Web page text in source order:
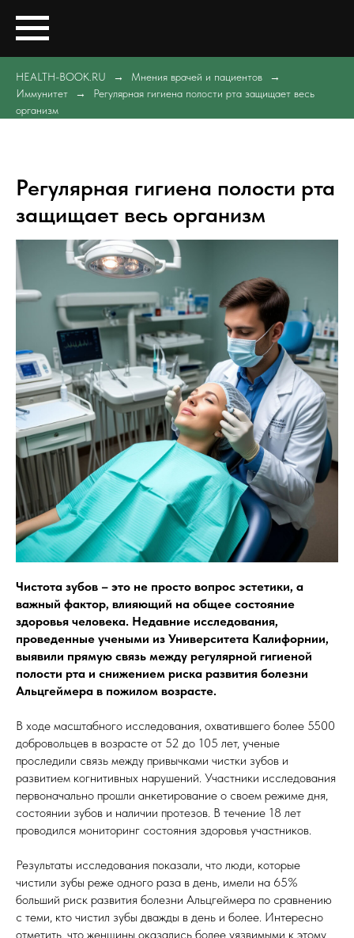
HEALTH-BOOK.RU
Мнения врачей и пациентов
Иммунитет
Регулярная гигиена полости рта защищает весь
организм
Регулярная гигиена полости рта
защищает весь организм
Чистота зубов – это не просто вопрос эстетики, а
важный фактор, влияющий на общее состояние
здоровья человека. Недавние исследования,
проведенные учеными из Университета Калифорнии,
выявили прямую связь между регулярной гигиеной
полости рта и снижением риска развития болезни
Альцгеймера в пожилом возрасте.
В ходе масштабного исследования, охватившего более 5500
добровольцев в возрасте от 52 до 105 лет, ученые
проследили связь между привычками чистки зубов и
развитием когнитивных нарушений. Участники исследования
первоначально прошли анкетирование о своем режиме дня,
состоянии зубов и наличии протезов. В течение 18 лет
проводился мониторинг состояния здоровья участников.
Результаты исследования показали, что люди, которые
чистили зубы реже одного раза в день, имели на 65%
больший риск развития болезни Альцгеймера по сравнению
с теми, кто чистил зубы дважды в день и более. Интересно
отметить, что женщины оказались более уязвимыми к этому